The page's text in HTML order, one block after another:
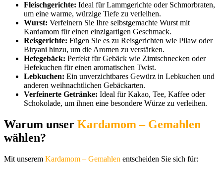
Fleischgerichte: Ideal für Lammgerichte oder Schmorbraten,
um eine warme, würzige Tiefe zu verleihen.
Wurst: Verfeinern Sie Ihre selbstgemachte Wurst mit
Kardamom für einen einzigartigen Geschmack.
Reisgerichte: Fügen Sie es zu Reisgerichten wie Pilaw oder
Biryani hinzu, um die Aromen zu verstärken.
Hefegebäck: Perfekt für Gebäck wie Zimtschnecken oder
Hefekuchen für einen aromatischen Twist.
Lebkuchen: Ein unverzichtbares Gewürz in Lebkuchen und
anderen weihnachtlichen Gebäckarten.
Verfeinerte Getränke: Ideal für Kakao, Tee, Kaffee oder
Schokolade, um ihnen eine besondere Würze zu verleihen.
Warum unser Kardamom – Gemahlen
wählen?
Mit unserem Kardamom – Gemahlen entscheiden Sie sich für: